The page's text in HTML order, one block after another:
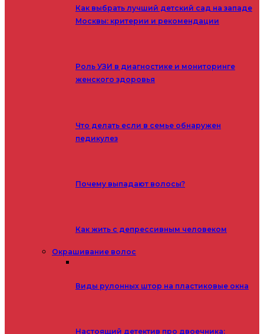
Как выбрать лучший детский сад на западе
Москвы: критерии и рекомендации
Роль УЗИ в диагностике и мониторинге
женского здоровья
Что делать если в семье обнаружен
педикулез
Почему выпадают волосы?
Как жить с депрессивным человеком
Окрашивание волос
Виды рулонных штор на пластиковые окна
Настоящий детектив про двоечника: